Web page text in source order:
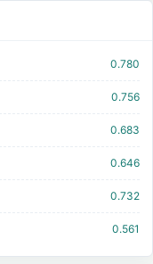
0.780
0.756
0.683
0.646
0.732
0.561